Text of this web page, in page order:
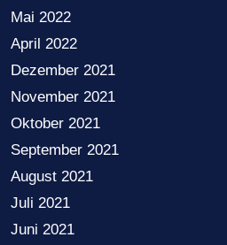
Mai 2022
April 2022
Dezember 2021
November 2021
Oktober 2021
September 2021
August 2021
Juli 2021
Juni 2021